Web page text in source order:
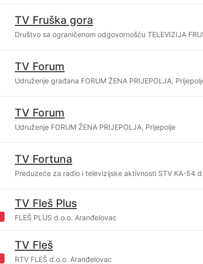
TV Fruška gora
Društvo sa ograničenom odgovornošću TELEVIZIJA
TV Forum
Udruženje građana FORUM ŽENA PRIJEPOLJA,
TV Forum
Udruženje FORUM ŽENA PRIJEPOLJA, Prijepolje
TV Fortuna
Preduzeće za radio i televizijske aktivnosti STV KA-54
TV Fleš Plus
FLEŠ PLUS d.o.o. Aranđelovac
TV Fleš
RTV FLEŠ d.o.o. Aranđelovac